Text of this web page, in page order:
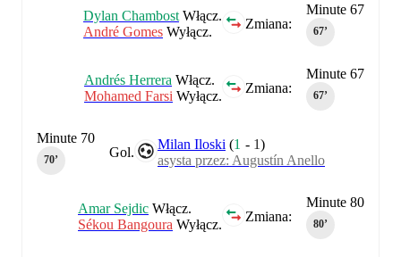
Minute 67
67‎’‎
Zmiana:
Dylan Chambost Włącz.
André Gomes Wyłącz.
Minute 67
67‎’‎
Zmiana:
Andrés Herrera Włącz.
Mohamed Farsi Wyłącz.
Gol.
Milan Iloski (1 - 1)
asysta przez: Augustín Anello
Minute 70
70‎’‎
Minute 80
80‎’‎
Zmiana:
Amar Sejdic Włącz.
Sékou Bangoura Wyłącz.